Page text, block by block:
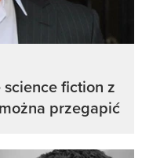
fiction z
przegapić